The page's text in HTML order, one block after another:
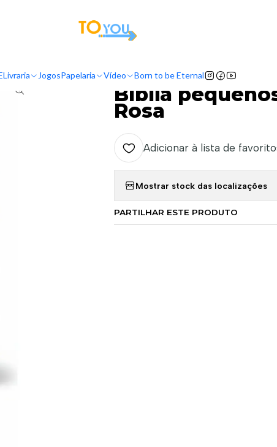
Livraria JogosPapelaria Vídeo Born to be Eternal
Bíblia pequenos navegadores NAA - Rosa
|
Bíblia
Rosa
Adicionar à lista de
Mostrar stock das localizações
PARTILHAR ESTE PRODUTO